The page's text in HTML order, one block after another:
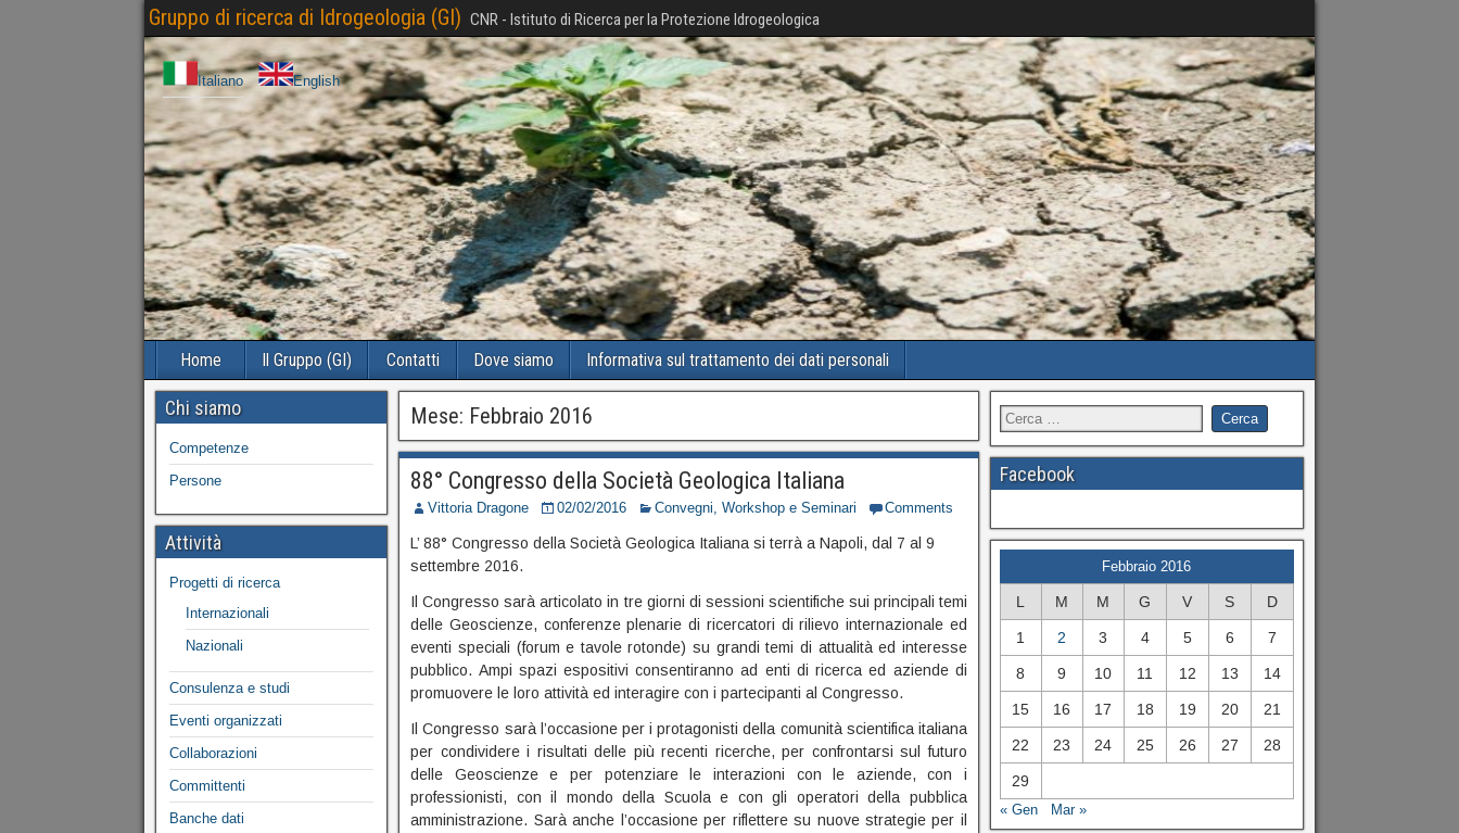
Gruppo di ricerca di Idrogeologia (GI) CNR - Istituto di Ricerca per la Protezione Idrogeologica
Italiano English
Home Il Gruppo (GI) Contatti Dove siamo Informativa sul trattamento dei dati personali
Mese: Febbraio 2016
88° Congresso della Società Geologica Italiana
Vittoria Dragone 02/02/2016 Convegni, Workshop e Seminari Comments
L’ 88° Congresso della Società Geologica Italiana si terrà a Napoli, dal 7 al 9
settembre 2016.
Il Congresso sarà articolato in tre giorni di sessioni scientifiche sui principali temi
delle Geoscienze, conferenze plenarie di ricercatori di rilievo internazionale ed
eventi speciali (forum e tavole rotonde) su grandi temi di attualità ed interesse
pubblico. Ampi spazi espositivi consentiranno ad enti di ricerca ed aziende di
promuovere le loro attività ed interagire con i partecipanti al Congresso.
Il Congresso sarà l’occasione per i protagonisti della comunità scientifica italiana
per condividere i risultati delle più recenti ricerche, per confrontarsi sul futuro
delle Geoscienze e per potenziare le interazioni con le aziende, con i
professionisti, con il mondo della Scuola e con gli operatori della pubblica
amministrazione. Sarà anche l’occasione per riflettere su nuove strategie per il
Chi siamo
Competenze
Persone
Attività
Progetti di ricerca
Internazionali
Nazionali
Consulenza e studi
Eventi organizzati
Collaborazioni
Committenti
Banche dati
Facebook
Febbraio 2016
L M M G V S D
1 2 3 4 5 6 7
8 9 10 11 12 13 14
15 16 17 18 19 20 21
22 23 24 25 26 27 28
29
« Gen Mar »